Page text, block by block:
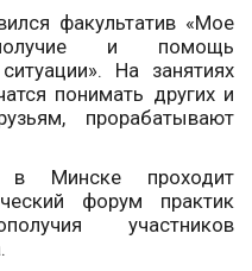
факультатив «Мое
и помощь
На занятиях
понимать других и
прорабатывают
Минске проходит
форум практик
участников